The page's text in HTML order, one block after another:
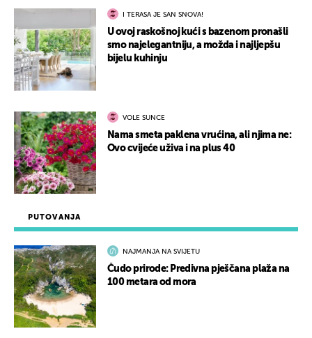
PUTOVANJA
NAJMANJA NA SVIJETU
Čudo prirode: Predivna pješčana plaža na
100 metara od mora
I TERASA JE SAN SNOVA!
U ovoj raskošnoj kući s bazenom pronašli
smo najelegantniju, a možda i najljepšu
bijelu kuhinju
VOLE SUNCE
Nama smeta paklena vrućina, ali njima ne:
Ovo cvijeće uživa i na plus 40